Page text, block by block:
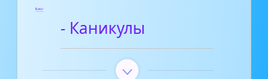
Блог
- Каникулы